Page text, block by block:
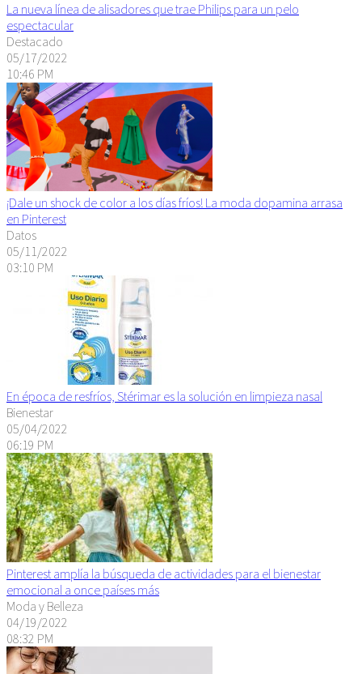
La nueva línea de alisadores que trae Philips para un pelo
espectacular
Destacado
05/17/2022
10:46 PM
¡Dale un shock de color a los días fríos! La moda dopamina arrasa
en Pinterest
Datos
05/11/2022
03:10 PM
En época de resfríos, Stérimar es la solución en limpieza nasal
Bienestar
05/04/2022
06:19 PM
Pinterest amplía la búsqueda de actividades para el bienestar
emocional a once países más
Moda y Belleza
04/19/2022
08:32 PM